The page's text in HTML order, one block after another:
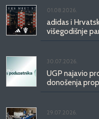
01.08.2026.
adidas i
višegodišnje
30.07.2026.
UGP najavio
donošenja
29.07.2026.